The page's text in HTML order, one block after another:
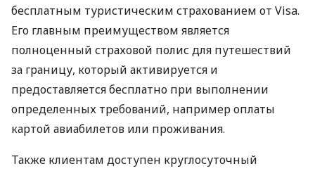
бесплатным туристическим страхованием от Visa.
Его главным преимуществом является
полноценный страховой полис для путешествий
за границу, который активируется и
предоставляется бесплатно при выполнении
определенных требований, например оплаты
картой авиабилетов или проживания.
Также клиентам доступен круглосуточный